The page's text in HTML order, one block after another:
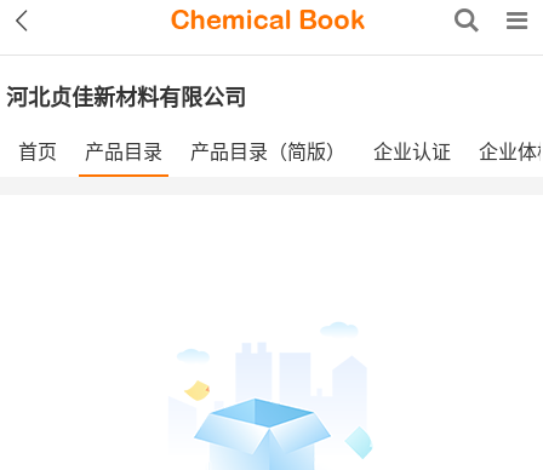
河北贞佳新材料有限公司
首页 产品目录 产品目录（简版） 企业认证 企业体